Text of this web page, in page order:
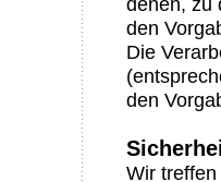
den
Die
den
Wir